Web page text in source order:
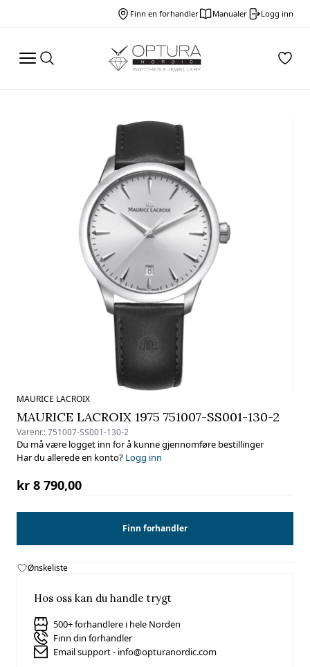
Finn en forhandler Manualer Logg inn
MAURICE LACROIX
MAURICE LACROIX 1975 751007-SS001-130-2
Varenr.:751007-SS001-130-2
Du må være logget inn for å kunne gjennomføre bestillinger
Har du allerede en konto? Logg inn
kr 8 790,00
Finn forhandler
Ønskeliste
Hos oss kan du handle trygt
500+ forhandlere i hele Norden
Finn din forhandler
Email support - info@opturanordic.com